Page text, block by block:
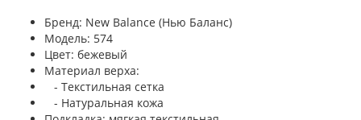
Бренд: New Balance (Нью Баланс)
Модель: 574
Цвет: бежевый
Материал верха:
- Текстильная сетка
- Натуральная кожа